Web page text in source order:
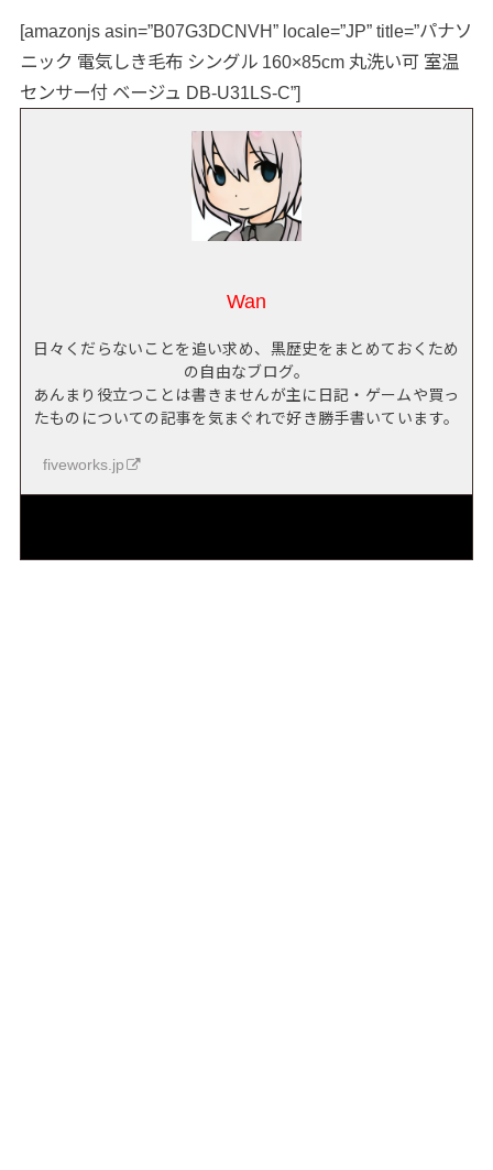
[amazonjs asin=”B07G3DCNVH” locale=”JP” title=”パナソ
ニック 電気しき毛布 シングル 160×85cm 丸洗い可 室温
センサー付 ベージュ DB-U31LS-C”]
Wan
日々くだらないことを追い求め、黒歴史をまとめておくため
の自由なブログ。
あんまり役立つことは書きませんが主に日記・ゲームや買っ
たものについての記事を気まぐれで好き勝手書いています。
fiveworks.jp